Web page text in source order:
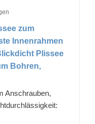
zum
Innenrahmen
Plissee
Bohren,
Anschrauben,